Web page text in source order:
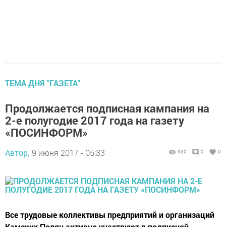
ТЕМА ДНЯ "ГАЗЕТА"
Продолжается подписная кампания на
2-е полугодие 2017 года на газету
«ПОСИНФОРМ»
Автор, 9 июня 2017 - 05:33 950 0 0
Все трудовые коллективы предприятий и организаций